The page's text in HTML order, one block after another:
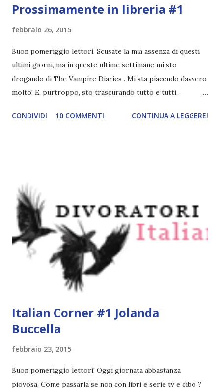
Prossimamente in libreria #1
febbraio 26, 2015
Buon pomeriggio lettori. Scusate la mia assenza di questi
ultimi giorni, ma in queste ultime settimane mi sto
drogando di The Vampire Diaries . Mi sta piacendo davvero
molto! E, purtroppo, sto trascurando tutto e tutti.
che troveremo prossimamente in libreria e che scommetto
di loro. Scelta per ospitare il primo studente L'eihr in
assoluto per uno scambio, Cara pensa che il suo futuro sia
deciso. Non solo andrà nel college dei suoi sogni, ma avrà
informazioni sul misterioso L'eihrs per cui ogni giornalista
ucciderebbe. I seguaci del blog di Cara arriveranno alle
stelle. Eppure Cara non è sicura di cosa pensare quando
incontra Aelyx. Umani e L'eihrs hanno dna quasi identici, m...
CONDIVIDI 10 COMMENTI CONTINUA A LEGGERE!
Italian Corner #1 Jolanda
Buccella
febbraio 23, 2015
Buon pomeriggio lettori! Oggi giornata abbastanza
piovosa. Come passarla se non con libri e serie tv e cibo ?